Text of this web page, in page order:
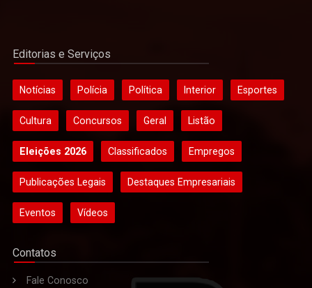
Editorias e Serviços
Notícias Polícia Política Interior Esportes
Cultura Concursos Geral Listão
Eleições 2026 Classificados Empregos
Publicações Legais Destaques Empresariais
Eventos Vídeos
Contatos
Fale Conosco